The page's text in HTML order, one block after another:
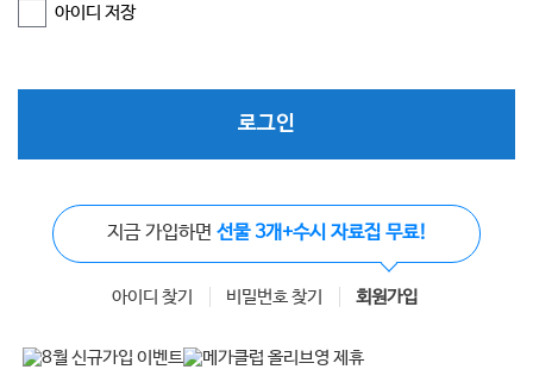
아이디 저장
로그인
지금 가입하면 선물 3개+수시 자료집 무료!
아이디 찾기 비밀번호 찾기 회원가입